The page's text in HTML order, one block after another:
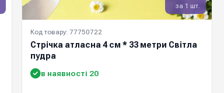
за 1 шт.
Код товару: 77750722
Стрічка атласна 4 см * 33 метри Світла
пудра
в наявності 20